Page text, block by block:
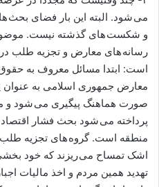
می شود. البته این بار فضای بحث
و شکست های گذشته نیست. موضوع
رسانه های معارض و تجزیه طلب
است: ابتدا مسائل معروف به
معارض جمهوری اسلامی به
صورت هماهنگ پیگیری می شود و
پرداخته می شود بحث فشار
منطقه است. گروه های تجزیه طلب
اشک تمساح می ریزند که خود بخشی
تهدید همین مردم و اخذ مالیات